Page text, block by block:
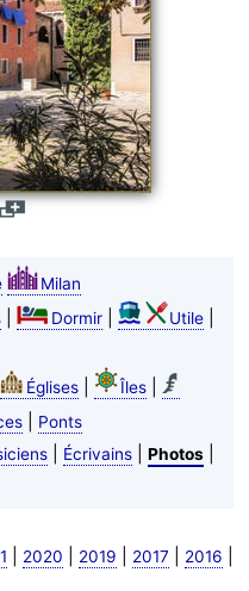
Milan
| Dormir| Utile|
Églises| Îles|
|
Ponts
| Écrivains| Photos|
2020 2019 2017 2016